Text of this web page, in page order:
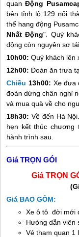
quanĐộng
bên tỉnh lộ 129 nối
thể hang động
Nhất Động". Quý
động còn nguyên sơ
10h00: Quý khách lên
12h00: Đoàn ăn trưa
Chiều 13h00: Xe đưa
đoàn dừng chân nghỉ
và mua quà về cho
18h30: Về đến Hà
hẹn kết thúc chương
hành trình sau.
Giá TRỌN GÓI
Giá TRỌN
Giá BAO GỒM:
Xe ô tô đời mới
Hưóng dẫn viên
Vé tham quan 1